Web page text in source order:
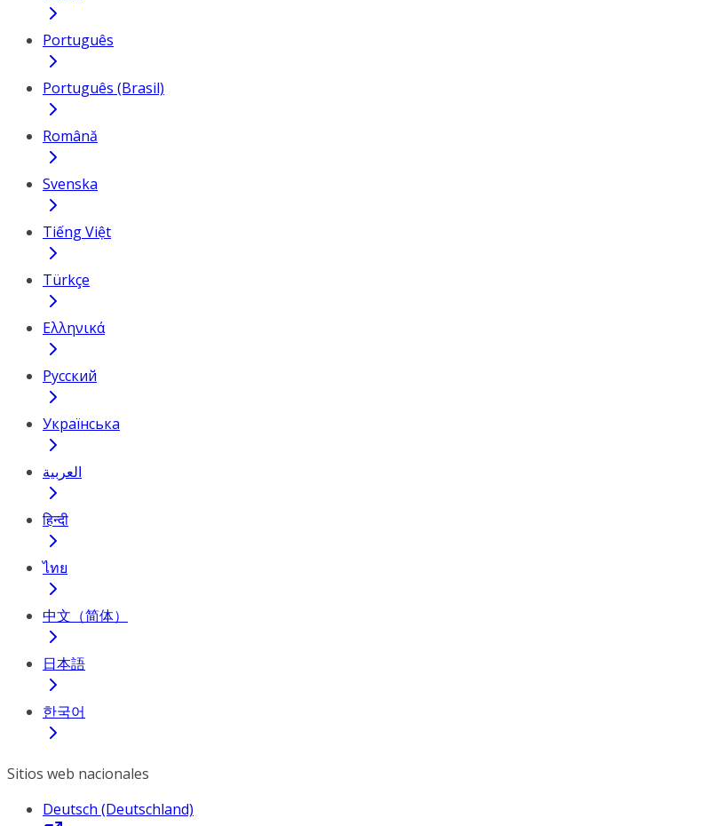
Português
Português (Brasil)
Română
Svenska
Tiếng Việt
Türkçe
Ελληνικά
Русский
Українська
العربية
हिन्दी
ไทย
中文（简体）
日本語
한국어
Sitios web nacionales
Deutsch (Deutschland)